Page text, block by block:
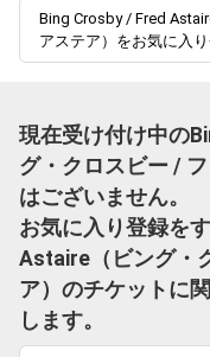
Bing Crosby / Fred
アステア）をお気に入
現在受け付け中の
グ・クロスビー /
はございません。
お気に入り登録を
Astaire（ビング・
ア）のチケットに
します。